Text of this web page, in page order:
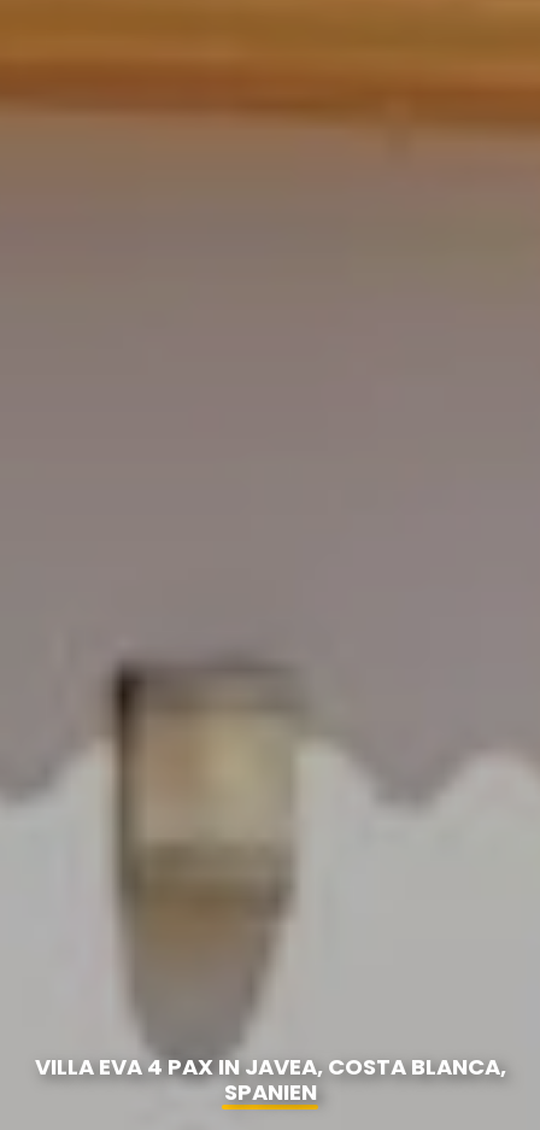
VILLA EVA 4 PAX IN JAVEA, COSTA BLANCA,
SPANIEN